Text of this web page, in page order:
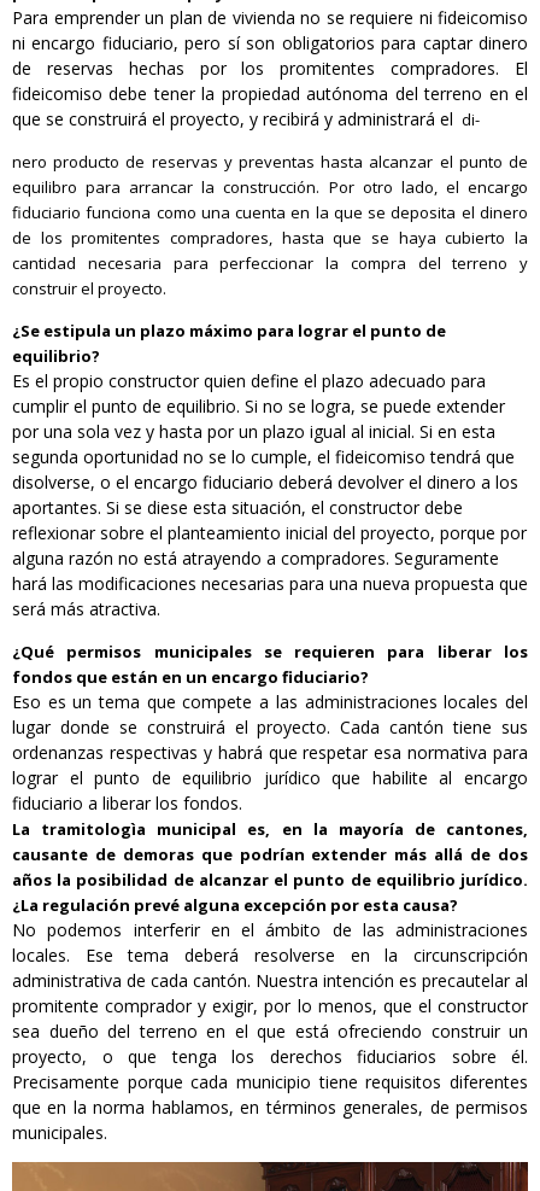
Para emprender un plan de vivienda no se requiere ni fideicomiso
ni encargo fiduciario, pero sí son obligatorios para captar dinero
de reservas hechas por los promitentes compradores. El
fideicomiso debe tener la propiedad autónoma del terreno en el
que se construirá el proyecto, y recibirá y administrará el di-
nero producto de reservas y preventas hasta alcanzar el punto de
equilibro para arrancar la construcción. Por otro lado, el encargo
fiduciario funciona como una cuenta en la que se deposita el dinero
de los promitentes compradores, hasta que se haya cubierto la
cantidad necesaria para perfeccionar la compra del terreno y
construir el proyecto.
¿Se estipula un plazo máximo para lograr el punto de
equilibrio?
Es el propio constructor quien define el plazo adecuado para
cumplir el punto de equilibrio. Si no se logra, se puede extender
por una sola vez y hasta por un plazo igual al inicial. Si en esta
segunda oportunidad no se lo cumple, el fideicomiso tendrá que
disolverse, o el encargo fiduciario deberá devolver el dinero a los
aportantes. Si se diese esta situación, el constructor debe
reflexionar sobre el planteamiento inicial del proyecto, porque por
alguna razón no está atrayendo a compradores. Seguramente
hará las modificaciones necesarias para una nueva propuesta que
será más atractiva.
¿Qué permisos municipales se requieren para liberar los
fondos que están en un encargo fiduciario?
Eso es un tema que compete a las administraciones locales del
lugar donde se construirá el proyecto. Cada cantón tiene sus
ordenanzas respectivas y habrá que respetar esa normativa para
lograr el punto de equilibrio jurídico que habilite al encargo
fiduciario a liberar los fondos.
La tramitologìa municipal es, en la mayoría de cantones,
causante de demoras que podrían extender más allá de dos
años la posibilidad de alcanzar el punto de equilibrio jurídico.
¿La regulación prevé alguna excepción por esta causa?
No podemos interferir en el ámbito de las administraciones
locales. Ese tema deberá resolverse en la circunscripción
administrativa de cada cantón. Nuestra intención es precautelar al
promitente comprador y exigir, por lo menos, que el constructor
sea dueño del terreno en el que está ofreciendo construir un
proyecto, o que tenga los derechos fiduciarios sobre él.
Precisamente porque cada municipio tiene requisitos diferentes
que en la norma hablamos, en términos generales, de permisos
municipales.